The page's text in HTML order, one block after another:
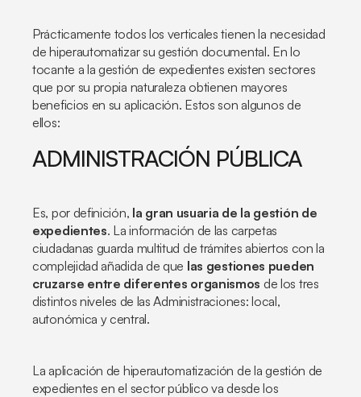
Prácticamente todos los verticales tienen la necesidad
de hiperautomatizar su gestión documental. En lo
tocante a la gestión de expedientes existen sectores
que por su propia naturaleza obtienen mayores
beneficios en su aplicación. Estos son algunos de
ellos:
ADMINISTRACIÓN PÚBLICA
Es, por definición, la gran usuaria de la gestión de
expedientes. La información de las carpetas
ciudadanas guarda multitud de trámites abiertos con la
complejidad añadida de que las gestiones pueden
cruzarse entre diferentes organismos de los tres
distintos niveles de las Administraciones: local,
autonómica y central.
La aplicación de hiperautomatización de la gestión de
expedientes en el sector público va desde los